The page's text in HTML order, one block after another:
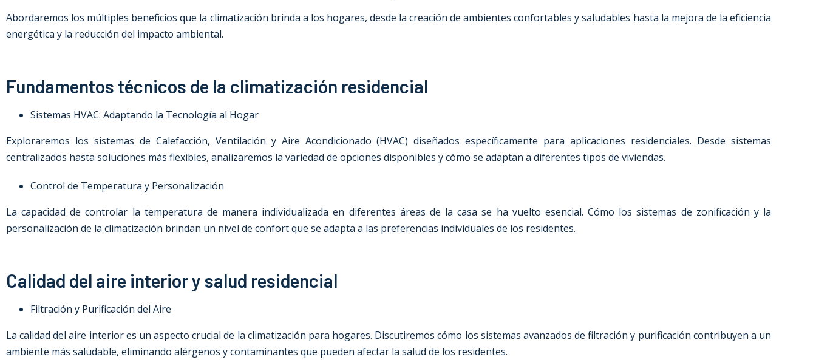
Abordaremos los múltiples beneficios que la climatización brinda a los hogares, desde la creación de ambientes confortables y saludables hasta la mejora de la eficiencia
energética y la reducción del impacto ambiental.
Fundamentos técnicos de la climatización residencial
Sistemas HVAC: Adaptando la Tecnología al Hogar
Exploraremos los sistemas de Calefacción, Ventilación y Aire Acondicionado (HVAC) diseñados específicamente para aplicaciones residenciales. Desde sistemas
centralizados hasta soluciones más flexibles, analizaremos la variedad de opciones disponibles y cómo se adaptan a diferentes tipos de viviendas.
Control de Temperatura y Personalización
La capacidad de controlar la temperatura de manera individualizada en diferentes áreas de la casa se ha vuelto esencial. Cómo los sistemas de zonificación y la
personalización de la climatización brindan un nivel de confort que se adapta a las preferencias individuales de los residentes.
Calidad del aire interior y salud residencial
Filtración y Purificación del Aire
La calidad del aire interior es un aspecto crucial de la climatización para hogares. Discutiremos cómo los sistemas avanzados de filtración y purificación contribuyen a un
ambiente más saludable, eliminando alérgenos y contaminantes que pueden afectar la salud de los residentes.